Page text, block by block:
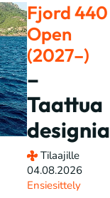
Fjord 440
Open
(2027–)
–
Taattua
designia
Tilaajille
04.08.2026
Ensiesittely